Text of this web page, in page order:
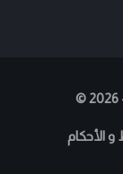
©
الأحكام